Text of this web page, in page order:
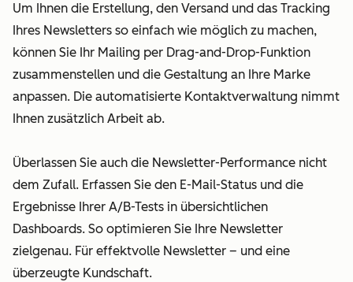
Um Ihnen die Erstellung, den Versand und das Tracking
Ihres Newsletters so einfach wie möglich zu machen,
können Sie Ihr Mailing per Drag-and-Drop-Funktion
zusammenstellen und die Gestaltung an Ihre Marke
anpassen. Die automatisierte Kontaktverwaltung nimmt
Ihnen zusätzlich Arbeit ab.
Überlassen Sie auch die Newsletter-Performance nicht
dem Zufall. Erfassen Sie den E-Mail-Status und die
Ergebnisse Ihrer A/B-Tests in übersichtlichen
Dashboards. So optimieren Sie Ihre Newsletter
zielgenau. Für effektvolle Newsletter – und eine
überzeugte Kundschaft.